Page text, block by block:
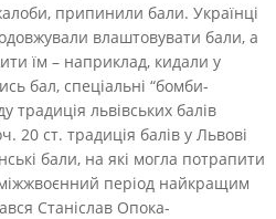
припинили бали. Українці
влаштовувати бали, а
їм – наприклад, кидали у
бал, спеціальні “бомби-
традиція львівських балів
20 ст. традиція балів у Львові
бали, на які могла потрапити
період найкращим
Станіслав Опока-